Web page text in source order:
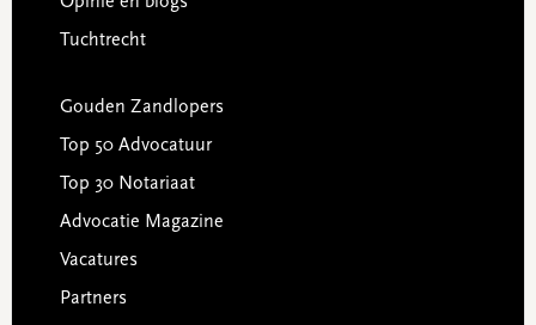
Tuchtrecht
Gouden Zandlopers
Top 50 Advocatuur
Top 30 Notariaat
Advocatie Magazine
Vacatures
Partners